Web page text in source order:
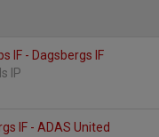
IF - Dagsbergs IF
IP
IF - ADAS United